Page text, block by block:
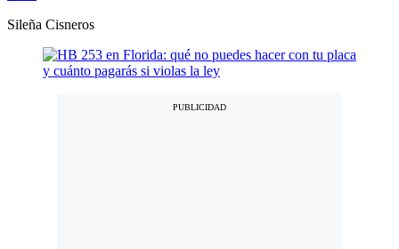
Sileña Cisneros